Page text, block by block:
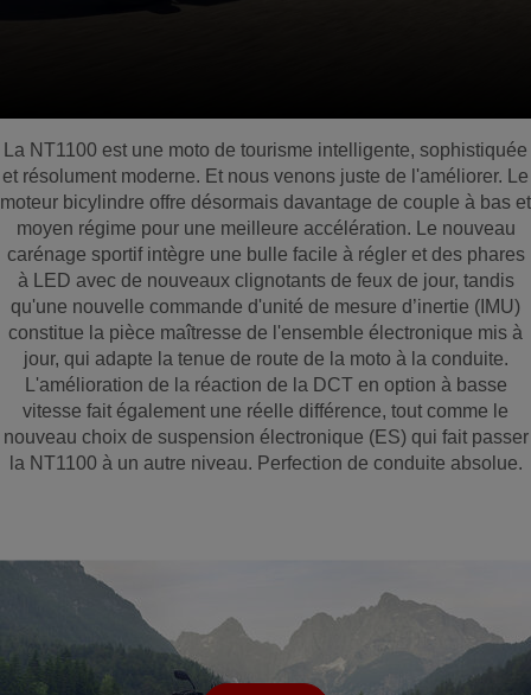
La NT1100 est une moto de tourisme intelligente, sophistiquée
et résolument moderne. Et nous venons juste de l'améliorer. Le
moteur bicylindre offre désormais davantage de couple à bas et
moyen régime pour une meilleure accélération. Le nouveau
carénage sportif intègre une bulle facile à régler et des phares
à LED avec de nouveaux clignotants de feux de jour, tandis
qu'une nouvelle commande d'unité de mesure d’inertie (IMU)
constitue la pièce maîtresse de l'ensemble électronique mis à
jour, qui adapte la tenue de route de la moto à la conduite.
L'amélioration de la réaction de la DCT en option à basse
vitesse fait également une réelle différence, tout comme le
nouveau choix de suspension électronique (ES) qui fait passer
la NT1100 à un autre niveau. Perfection de conduite absolue.